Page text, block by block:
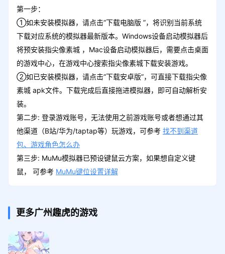
第一步：
①如未安装模拟器，请点击“下载电脑版 ”，将识别当前系统
下载对应系统的模拟器最新版本。Windows设备启动模拟器后
将预安装指尖像素城 ，Mac设备启动模拟器后，需要点击桌面
的游戏中心，在游戏中心搜索指尖像素城下载安装游戏。
②如已安装模拟器，请点击“下载安卓版”，可直接下载指尖像
素城 apk文件。下载完成后直接拖进模拟器，即可自动解析安
装。
第二步: 登录游戏账号，无法使用之前游戏账号或者想通过其
他渠道（B站/华为/taptap等）玩游戏，可参考 找不到渠道
包、游戏角色怎么办
第三步: MuMu模拟器已预设键鼠云方案，如果想自定义键
鼠， 可参考 MuMu键位设置详解
更多广州趣虎的游戏